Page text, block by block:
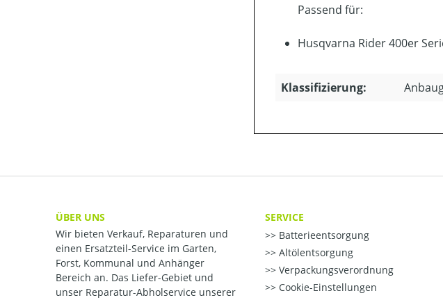
Passend für:
Husqvarna Rider 400er
Klassifizierung:
ÜBER UNS
Wir bieten Verkauf, Reparaturen und
einen Ersatzteil-Service im Garten,
Forst, Kommunal und Anhänger
Bereich an. Das Liefer-Gebiet und
unser Reparatur-Abholservice unserer
SERVICE
Batterieentsorgung
Altölentsorgung
Verpackungsverordnung
Cookie-Einstellungen